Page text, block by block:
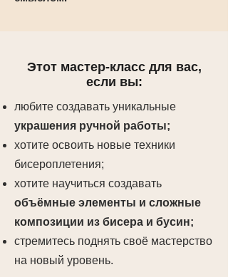
Этот мастер-класс для вас,
если вы:
любите создавать уникальные
украшения ручной работы;
хотите освоить новые техники
бисероплетения;
хотите научиться создавать
объёмные элементы и сложные
композиции из бисера и бусин;
стремитесь поднять своё мастерство
на новый уровень.